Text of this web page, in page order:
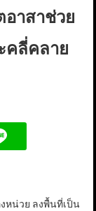
าสาช่วย
คลี่คลาย
หน่วย ลงพื้นที่เป็น